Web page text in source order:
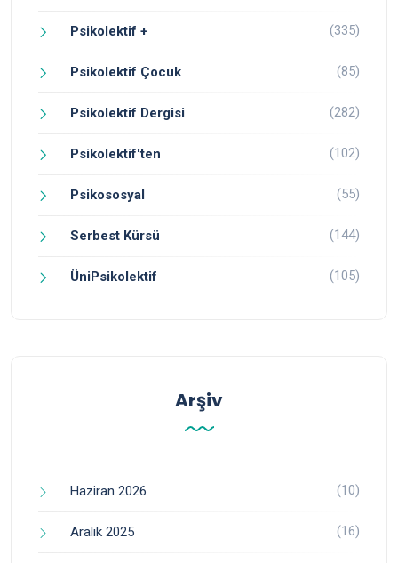
Psikolektif + (335)
Psikolektif Çocuk (85)
Psikolektif Dergisi (282)
Psikolektif'ten (102)
Psikososyal (55)
Serbest Kürsü (144)
ÜniPsikolektif (105)
Arşiv
Haziran 2026 (10)
Aralık 2025 (16)